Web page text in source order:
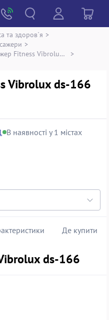
та здоров`я >
>
Вібромасажер Fitness Vibrolux ds-166
>
Vibrolux ds-166
В наявності у 1 містах
Де купити
ds-166